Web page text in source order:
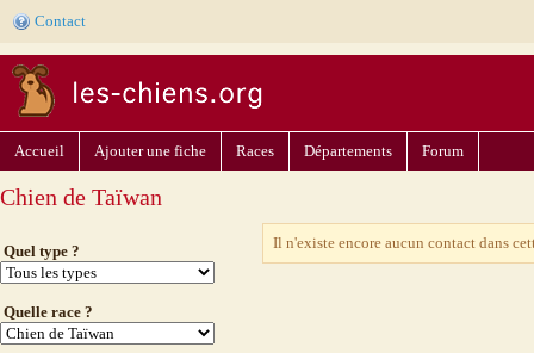
Contact
Accueil Ajouter une fiche Races Départements Forum
Chien de Taïwan
Quel type ?
Quelle race ?
Il n'existe encore aucun contact dans